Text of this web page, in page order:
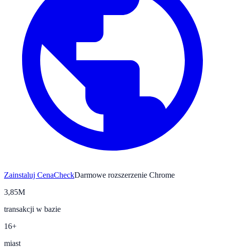
Zainstaluj CenaCheckDarmowe rozszerzenie Chrome
3,85M
transakcji w bazie
16+
miast